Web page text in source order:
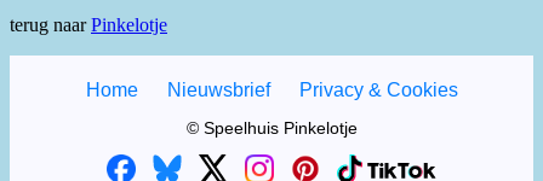
terug naarPinkelotje
Home Nieuwsbrief Privacy & Cookies
© Speelhuis Pinkelotje